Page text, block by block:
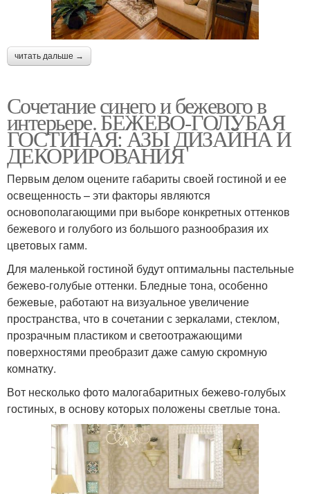
читать дальше →
Сочетание синего и бежевого в
интерьере. БЕЖЕВО-ГОЛУБАЯ
ГОСТИНАЯ: АЗЫ ДИЗАЙНА И
ДЕКОРИРОВАНИЯ
Первым делом оцените габариты своей гостиной и ее
освещенность – эти факторы являются
основополагающими при выборе конкретных оттенков
бежевого и голубого из большого разнообразия их
цветовых гамм.
Для маленькой гостиной будут оптимальны пастельные
бежево-голубые оттенки. Бледные тона, особенно
бежевые, работают на визуальное увеличение
пространства, что в сочетании с зеркалами, стеклом,
прозрачным пластиком и светоотражающими
поверхностями преобразит даже самую скромную
комнатку.
Вот несколько фото малогабаритных бежево-голубых
гостиных, в основу которых положены светлые тона.